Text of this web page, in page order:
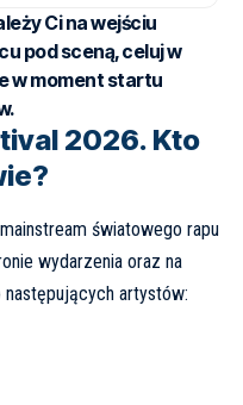
Ci na wejściu
pod sceną, celuj w
w moment startu
2026. Kto
światowego rapu
wydarzenia oraz na
następujących artystów: